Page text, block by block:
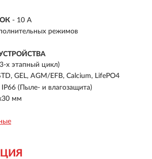
- 10 A
режимов
х этапный цикл)
GEL, AGM/EFB, Calcium, LifePO4
IP66 (Пыле- и влагозащита)
мм